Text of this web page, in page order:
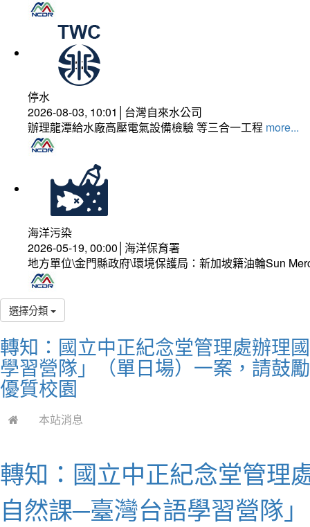
停水
2026-08-03, 10:01│台灣自來水公司
辦理龍潭給水廠高壓電氣設備檢驗 等三合一工程 more...
海洋污染
2026-05-19, 00:00│海洋保育署
地方單位\金門縣政府\環境保護局：新加坡籍油輪Sun
選擇分類
轉知：國立中正紀念堂管理處辦理
學習營隊」（單日場）一案，請鼓
優質校園
本站消息
轉知：國立中正紀念堂管理
自然課─臺灣台語學習營隊